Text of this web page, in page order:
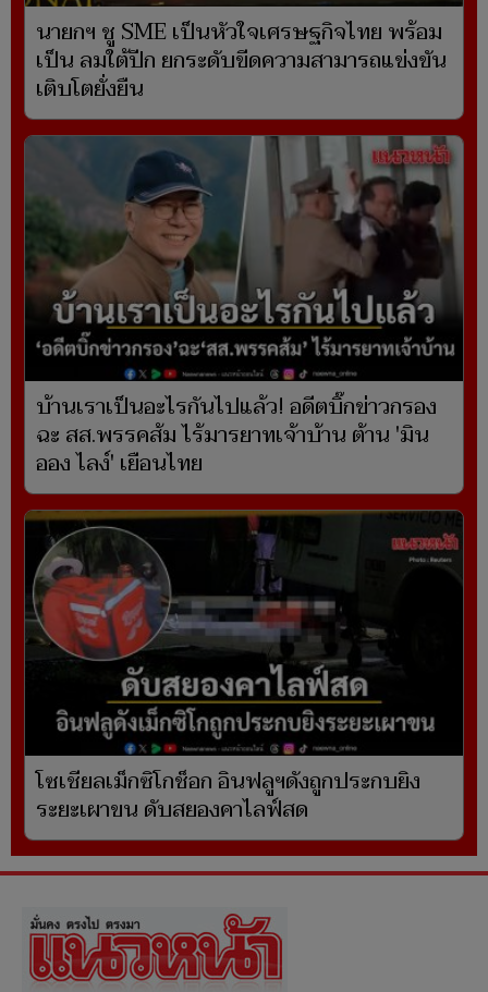
นายกฯ ชู SME เป็นหัวใจเศรษฐกิจไทย พร้อม
เป็น ลมใต้ปีก ยกระดับขีดความสามารถแข่งขัน
เติบโตยั่งยืน
บ้านเราเป็นอะไรกันไปแล้ว! อดีตบิ๊กข่าวกรอง
ฉะ สส.พรรคส้ม ไร้มารยาทเจ้าบ้าน ต้าน 'มิน
ออง ไลง์' เยือนไทย
โซเชียลเม็กซิโกช็อก อินฟลูฯดังถูกประกบยิง
ระยะเผาขน ดับสยองคาไลฟ์สด